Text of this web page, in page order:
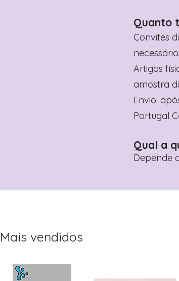
Quanto
Convites
Artigos
amostra
Envio:
Portugal
Qual a
Depende
Mais vendidos